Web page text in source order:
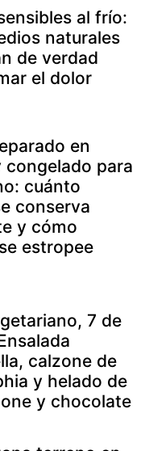
al frío:
naturales
de verdad
el dolor
en
congelado para
cuánto
conserva
y cómo
estropee
7 de
calzone de
y helado de
y chocolate